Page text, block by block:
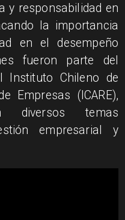
y responsabilidad en
la importancia
en el desempeño
fueron parte del
Instituto Chileno de
Empresas (ICARE),
diversos temas
empresarial y